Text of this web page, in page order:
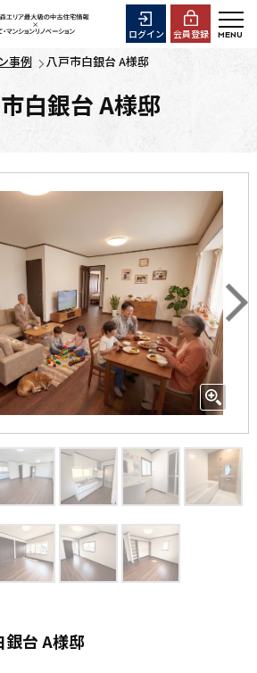
ログイン 会員登録
事例 八戸市白銀台 A様邸
白銀台 A様邸
銀台 A様邸